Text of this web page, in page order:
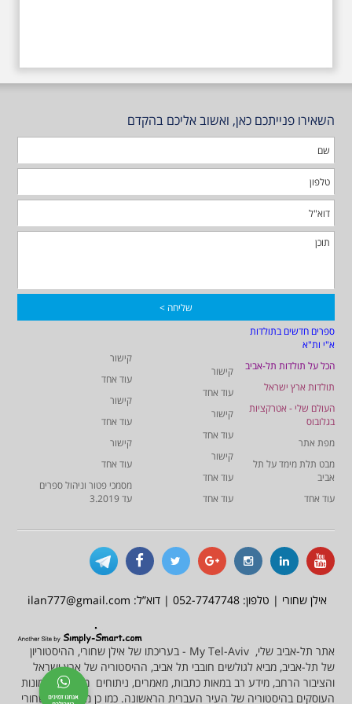
השאירו פנייתכם כאן, ואשוב אליכם בהקדם
ספרים חדשים בתולדות
א"י ות"א
הכל על תולדות תל-אביב
תולדות ארץ ישראל
העולם שלי - אטרקציות
בגלובוס
מפת אתר
מבט תלת מימד על תל
אביב
עוד אחד
קישור
עוד אחד
קישור
עוד אחד
קישור
עוד אחד
עוד אחד
קישור
עוד אחד
קישור
עוד אחד
קישור
עוד אחד
מסמכי פטור וניהול ספרים
עד 3.2019
אילן שחורי | טלפון: 052-7747748 | דוא”ל: ilan777@gmail.com
אתר תל-אביב שלי, My Tel-Aviv - בעריכתו של אילן שחורי, ההיסטוריון
של תל-אביב, מביא לגולשים חובבי תל אביב, ההיסטוריה של ארץ ישראל
והציבור הרחב, מידע רב במאות כתבות, מאמרים, ניתוחים מסמכים ותמונות
העוסקים בהיסטוריה של העיר העברית הראשונה. כמו כן מציע אילן שחורי